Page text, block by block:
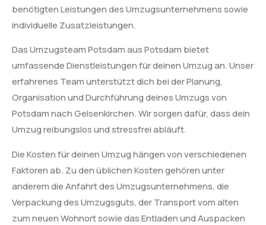
benötigten Leistungen des Umzugsunternehmens sowie
individuelle Zusatzleistungen.
Das Umzugsteam Potsdam aus Potsdam bietet
umfassende Dienstleistungen für deinen Umzug an. Unser
erfahrenes Team unterstützt dich bei der Planung,
Organisation und Durchführung deines Umzugs von
Potsdam nach Gelsenkirchen. Wir sorgen dafür, dass dein
Umzug reibungslos und stressfrei abläuft.
Die Kosten für deinen Umzug hängen von verschiedenen
Faktoren ab. Zu den üblichen Kosten gehören unter
anderem die Anfahrt des Umzugsunternehmens, die
Verpackung des Umzugsguts, der Transport vom alten
zum neuen Wohnort sowie das Entladen und Auspacken